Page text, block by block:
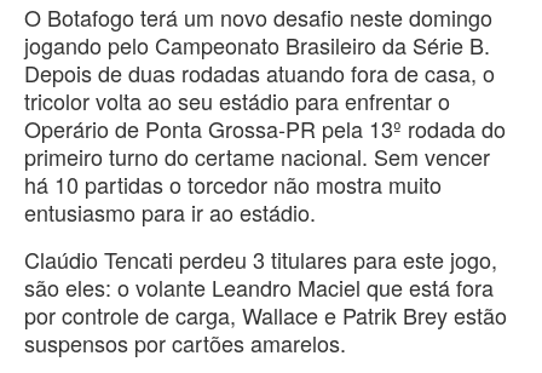
O Botafogo terá um novo desafio neste domingo
jogando pelo Campeonato Brasileiro da Série B.
Depois de duas rodadas atuando fora de casa, o
tricolor volta ao seu estádio para enfrentar o
Operário de Ponta Grossa-PR pela 13º rodada do
primeiro turno do certame nacional. Sem vencer
há 10 partidas o torcedor não mostra muito
entusiasmo para ir ao estádio.
Claúdio Tencati perdeu 3 titulares para este jogo,
são eles: o volante Leandro Maciel que está fora
por controle de carga, Wallace e Patrik Brey estão
suspensos por cartões amarelos.